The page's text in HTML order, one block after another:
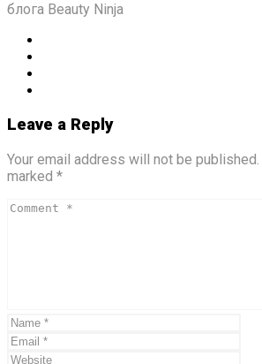
блога Beauty Ninja
Leave a Reply
Your email address will not be
marked *